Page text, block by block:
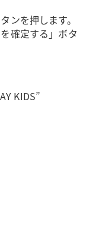
ンを押します。
確定する」ボタ
KIDS”